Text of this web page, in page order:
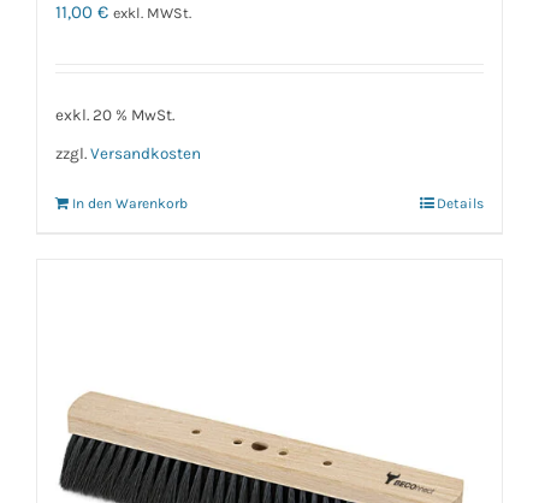
11,00 € exkl. MWSt.
exkl. 20 % MwSt.
zzgl. Versandkosten
In den Warenkorb Details